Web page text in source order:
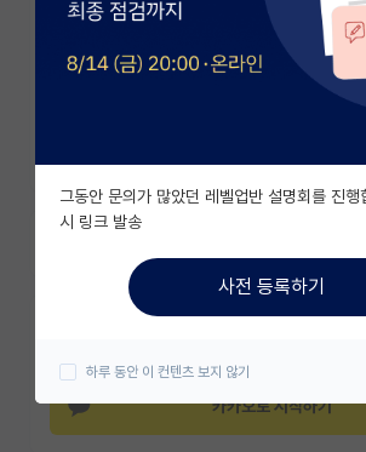
PI 회원 신청
커뮤니티
유학교육
이벤트
반도체 아카데미
재팬라운지 🌸
그동안 문의가 많았던 레벨업반 설명회를 진
시 링크 발송
사전 등록하기
하루 동안 이 컨텐츠 보지 않기
카카오로 시작하기
조교수
POSTECH 컴퓨터공학과
POSTECH 인공지능대학원
http://dongwookim-